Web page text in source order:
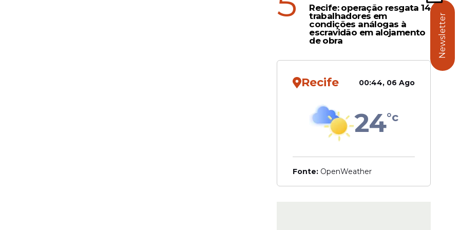
Recife: operação resgata 14
trabalhadores em
condições análogas à
escravidão em alojamento
de obra
Recife 00:44, 06 Ago
24°c
Fonte: OpenWeather
Newsletter